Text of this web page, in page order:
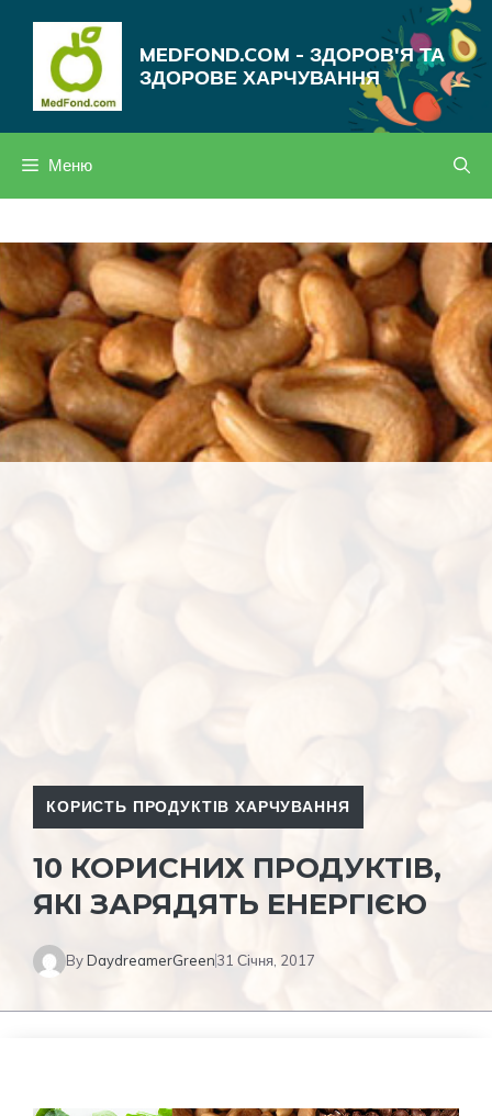
MEDFOND.COM - ЗДОРОВ'Я ТА
ЗДОРОВЕ ХАРЧУВАННЯ
Меню
КОРИСТЬ ПРОДУКТІВ ХАРЧУВАННЯ
10 КОРИСНИХ ПРОДУКТІВ,
ЯКІ ЗАРЯДЯТЬ ЕНЕРГІЄЮ
ByDaydreamerGreen31 Січня, 2017